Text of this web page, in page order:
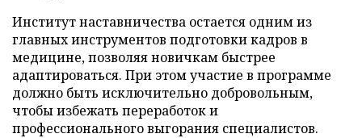
Институт наставничества остается одним из
главных инструментов подготовки кадров в
медицине, позволяя новичкам быстрее
адаптироваться. При этом участие в программе
должно быть исключительно добровольным,
чтобы избежать переработок и
профессионального выгорания специалистов.